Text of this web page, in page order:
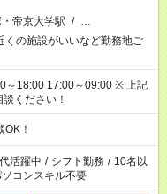
・帝京大学駅 / …
の施設がいいなど勤務地ご
17:00～09:00 ※ 上記
ください！
！
活躍中 / シフト勤務 / 10名以
コンスキル不要